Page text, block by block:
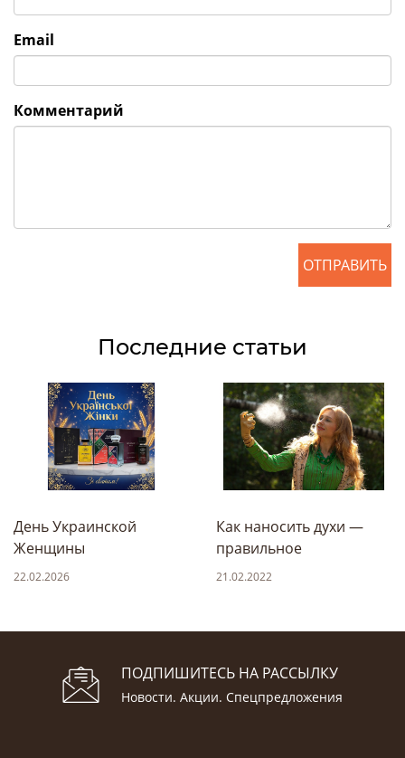
Email
Комментарий
ОТПРАВИТЬ
Последние статьи
День Украинской
Женщины
22.02.2026
Как наносить духи —
правильное
использование
21.02.2022
ПОДПИШИТЕСЬ НА РАССЫЛКУ
Новости. Акции. Спецпредложения